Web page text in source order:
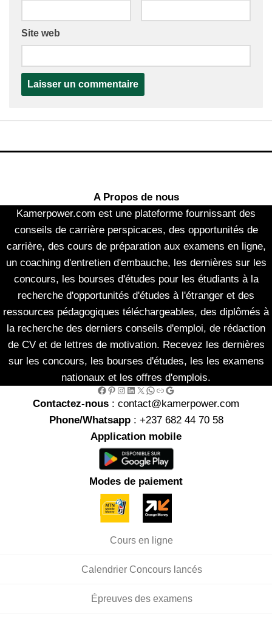
Site web
A Propos de nous
Kamerpower.com est une plateforme fournissant des
conseils de carrière perspicaces, des opportunités de
carrière, des cours de préparation aux examens en ligne,
un coaching d'entretien d'embauche, les dernières sur les
concours, les bourses d'études pour les étudiants à la
recherche d'opportunités d'études à l'étranger et des
ressources pédagogiques téléchargeables, des diplômés à
la recherche des derniers conseils d'emploi, de rédaction
de CV et de lettres de motivation. Recevez les dernières
sur les concours, les bourses d'études, les les examens
nationaux et les offres d'emplois.
Facebook Pinterest InstagramLinkedIn X WhatsApp Link Google
Contactez-nous : contact@kamerpower.com
Phone/Whatsapp: +237 682 44 70 58
Application mobile
Modes de paiement
Cours en ligne
Calendrier Concours lancés
Épreuves des examens